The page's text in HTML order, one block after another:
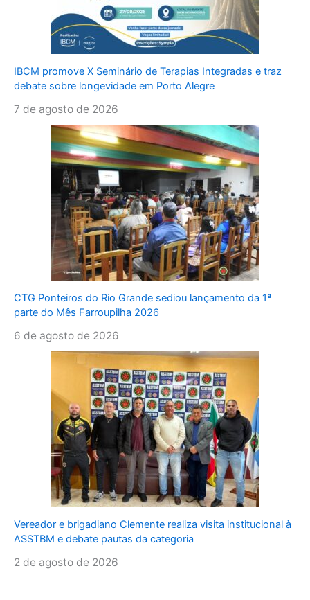
IBCM promove X Seminário de Terapias Integradas e traz
debate sobre longevidade em Porto Alegre
7 de agosto de 2026
CTG Ponteiros do Rio Grande sediou lançamento da 1ª
parte do Mês Farroupilha 2026
6 de agosto de 2026
Vereador e brigadiano Clemente realiza visita institucional à
ASSTBM e debate pautas da categoria
2 de agosto de 2026